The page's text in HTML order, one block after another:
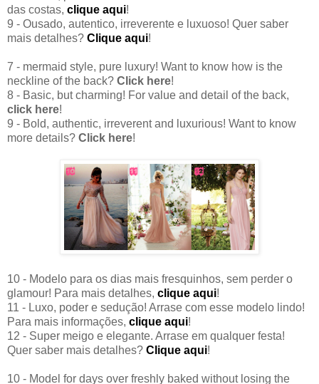
das costas, clique aqui!
9 - Ousado, autentico, irreverente e luxuoso! Quer saber
mais detalhes? Clique aqui!
7 - mermaid style, pure luxury! Want to know how is the
neckline of the back? Click here!
8 - Basic, but charming! For value and detail of the back,
click here!
9 - Bold, authentic, irreverent and luxurious! Want to know
more details? Click here!
10 - Modelo para os dias mais fresquinhos, sem perder o
glamour! Para mais detalhes, clique aqui!
11 - Luxo, poder e sedução! Arrase com esse modelo lindo!
Para mais informações, clique aqui!
12 - Super meigo e elegante. Arrase em qualquer festa!
Quer saber mais detalhes? Clique aqui!
10 - Model for days over freshly baked without losing the